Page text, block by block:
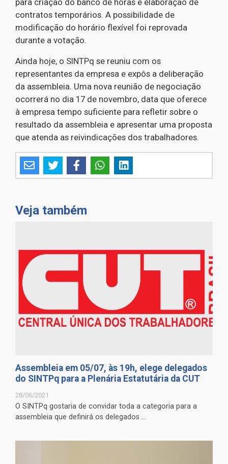
para criação do banco de horas e elaboração de
contratos temporários. A possibilidade de
modificação do horário flexível foi reprovada
durante a votação.
Ainda hoje, o SINTPq se reuniu com os
representantes da empresa e expôs a deliberação
da assembleia. Uma nova reunião de negociação
ocorrerá no dia 17 de novembro, data que oferece
à empresa tempo suficiente para refletir sobre o
resultado da assembleia e apresentar uma proposta
que atenda as reivindicações dos trabalhadores.
Veja também
Assembleia em 05/07, às 19h, elege delegados
do SINTPq para a Plenária Estatutária da CUT
28/06/2021
O SINTPq gostaria de convidar toda a categoria para a
assembleia que definirá os delegados ...